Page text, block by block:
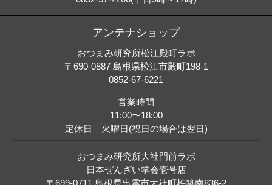
アンテナショップ
おつまみ研究所松江殿町ラボ
〒690-0887 島根県松江市殿町198-1
0852-67-6221
営業時間
11:00〜18:00
定休日 火曜日(祝日の場合は翌日)
おつまみ研究所大社門前ラボ
日本ぜんざい学会壱号店
〒699-0711 島根県出雲市大社町杵築南836-2